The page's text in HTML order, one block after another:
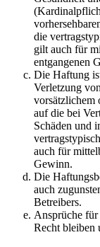
die
gilt auch für
entgangenen
Die Haftung
Verletzung
vorsätzlichem
auf die bei
Schäden und
auch für
Gewinn.
Die
auch
Betreibers.
Ansprüche für
Recht bleiben